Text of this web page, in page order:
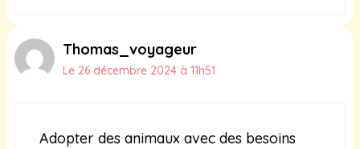
Thomas_voyageur
Le 26 décembre 2024 à 11h51
Adopter des animaux avec des besoins